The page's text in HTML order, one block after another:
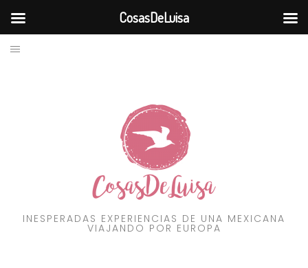
Skip
INESPERADAS EXPERIENCIAS DE UNA MEXICANA
VIAJANDO POR EUROPA
CosasDeLuisa